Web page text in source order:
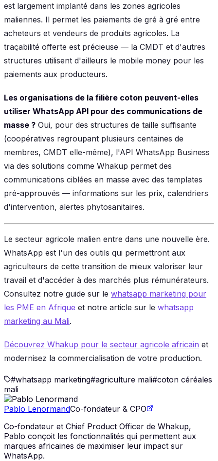
est largement implanté dans les zones agricoles
maliennes. Il permet les paiements de gré à gré entre
acheteurs et vendeurs de produits agricoles. La
traçabilité offerte est précieuse — la CMDT et d'autres
structures utilisent d'ailleurs le mobile money pour les
paiements aux producteurs.
Les organisations de la filière coton peuvent-elles
utiliser WhatsApp API pour des communications de
masse ? Oui, pour des structures de taille suffisante
(coopératives regroupant plusieurs centaines de
membres, CMDT elle-même), l'API WhatsApp Business
via des solutions comme Whakup permet des
communications ciblées en masse avec des templates
pré-approuvés — informations sur les prix, calendriers
d'intervention, alertes phytosanitaires.
Le secteur agricole malien entre dans une nouvelle ère.
WhatsApp est l'un des outils qui permettront aux
agriculteurs de cette transition de mieux valoriser leur
travail et d'accéder à des marchés plus rémunérateurs.
Consultez notre guide sur le whatsapp marketing pour
les PME en Afrique et notre article sur le whatsapp
marketing au Mali.
Découvrez Whakup pour le secteur agricole africain et
modernisez la commercialisation de votre production.
#whatsapp marketing#agriculture mali#coton céréales
mali
Pablo LenormandCo-fondateur & CPO
Co-fondateur et Chief Product Officer de Whakup,
Pablo conçoit les fonctionnalités qui permettent aux
marques africaines de maximiser leur impact sur
WhatsApp.